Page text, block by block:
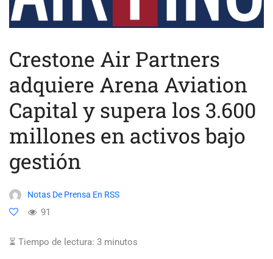
Crestone Air Partners
adquiere Arena Aviation
Capital y supera los 3.600
millones en activos bajo
gestión
Notas De Prensa En RSS
91
⏳ Tiempo de lectura: 3 minutos